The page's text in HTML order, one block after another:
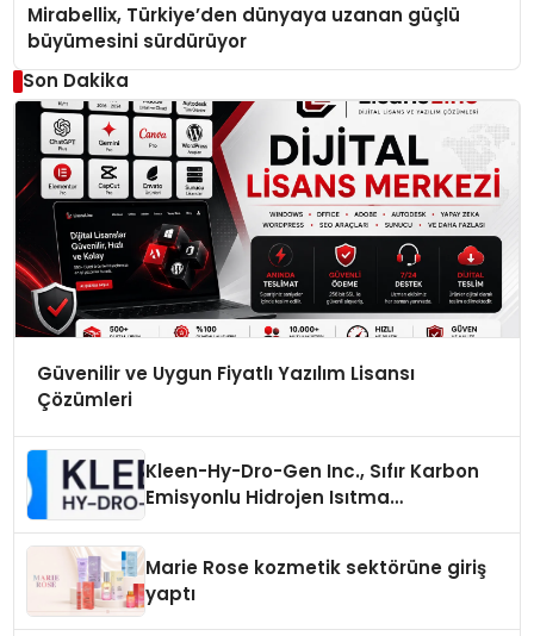
Mirabellix, Türkiye’den dünyaya uzanan güçlü
büyümesini sürdürüyor
Son Dakika
Güvenilir ve Uygun Fiyatlı Yazılım Lisansı
Çözümleri
Kleen-Hy-Dro-Gen Inc., Sıfır Karbon
Emisyonlu Hidrojen Isıtma
Marie Rose kozmetik sektörüne giriş
yaptı